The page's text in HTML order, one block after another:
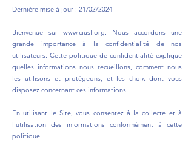
Dernière mise à jour : 21/02/2024
Bienvenue sur www.ciusf.org. Nous accordons une
grande importance à la confidentialité de nos
utilisateurs. Cette politique de confidentialité explique
quelles informations nous recueillons, comment nous
les utilisons et protégeons, et les choix dont vous
disposez concernant ces informations.
En utilisant le Site, vous consentez à la collecte et à
l'utilisation des informations conformément à cette
politique.